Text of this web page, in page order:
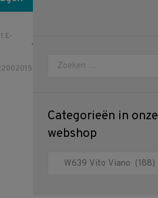
E-
Zoeken:
Categorieën in onze
webshop